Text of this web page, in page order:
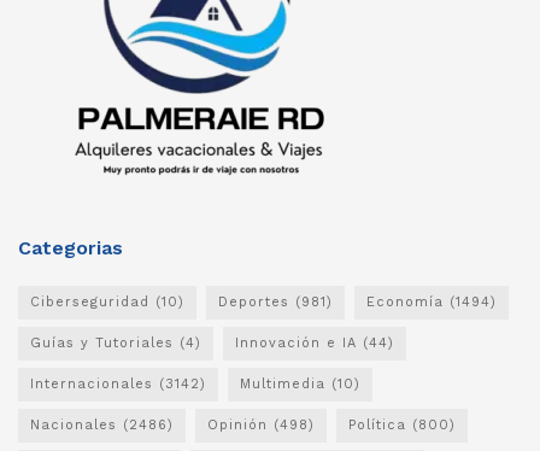
Categorias
Ciberseguridad (10) Deportes (981) Economía (1494)
Guías y Tutoriales (4) Innovación e IA (44)
Internacionales (3142) Multimedia (10)
Nacionales (2486) Opinión (498) Política (800)